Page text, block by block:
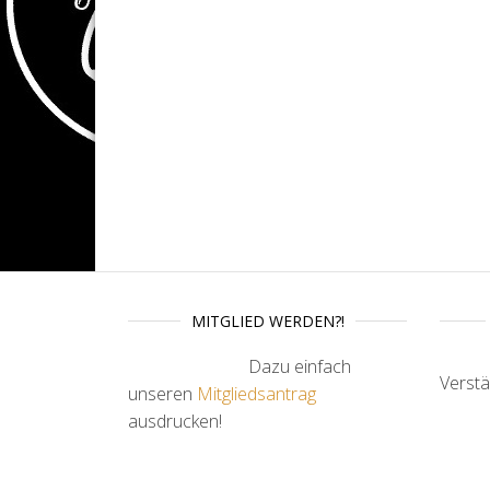
MITGLIED WERDEN?!
Dazu einfach
unseren Mitgliedsantrag
ausdrucken!